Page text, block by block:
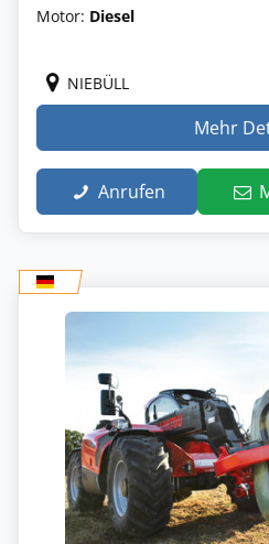
Motor: Diesel
NIEBÜLL
Mehr
Anrufen